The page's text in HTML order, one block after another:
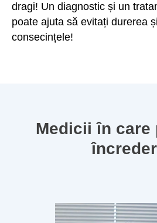
dragi! Un diagnostic și un
poate ajuta să evitați durerea
consecințele!
Medicii în care